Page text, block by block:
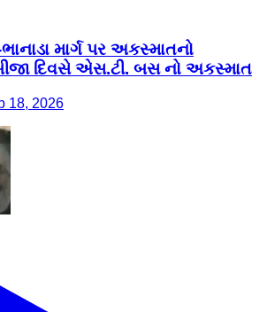
માર્ગ પર અકસ્માતનો
દિવસે એસ.ટી. બસ નો અકસ્માત
18, 2026